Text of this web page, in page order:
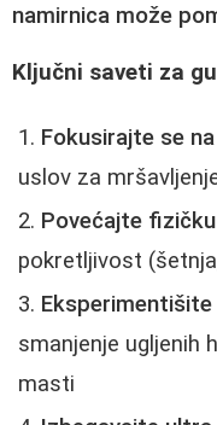
namirnica može
Ključni saveti za
Fokusirajte se
uslov za
Povećajte
pokretljivost
Eksperimentišite
smanjenje ugljenih
masti